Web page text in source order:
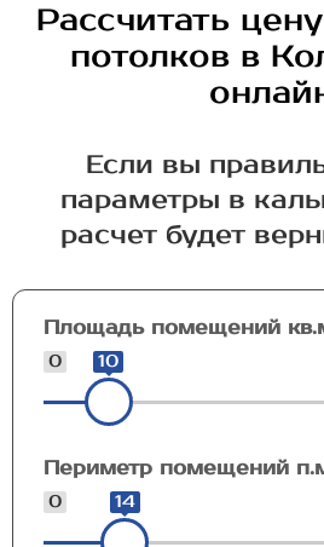
Рассчитать
потолков в
Если вы
параметры в
расчет будет
Площадь помещений
0 10
Периметр помещений
0 14